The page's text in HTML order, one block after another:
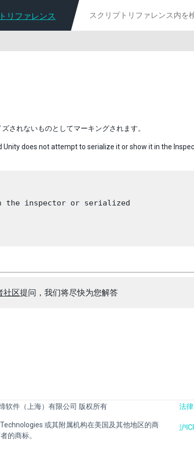
リファレンス
されないものとしてマーキングされます。
Unity does not attempt to serialize it or show it in the
the inspector or serialized
社区提问，我们将尽快为您解答
软件（上海）有限公司 版权所有
或其附属机构在美国及其他地区的商
的商标。
法
沪